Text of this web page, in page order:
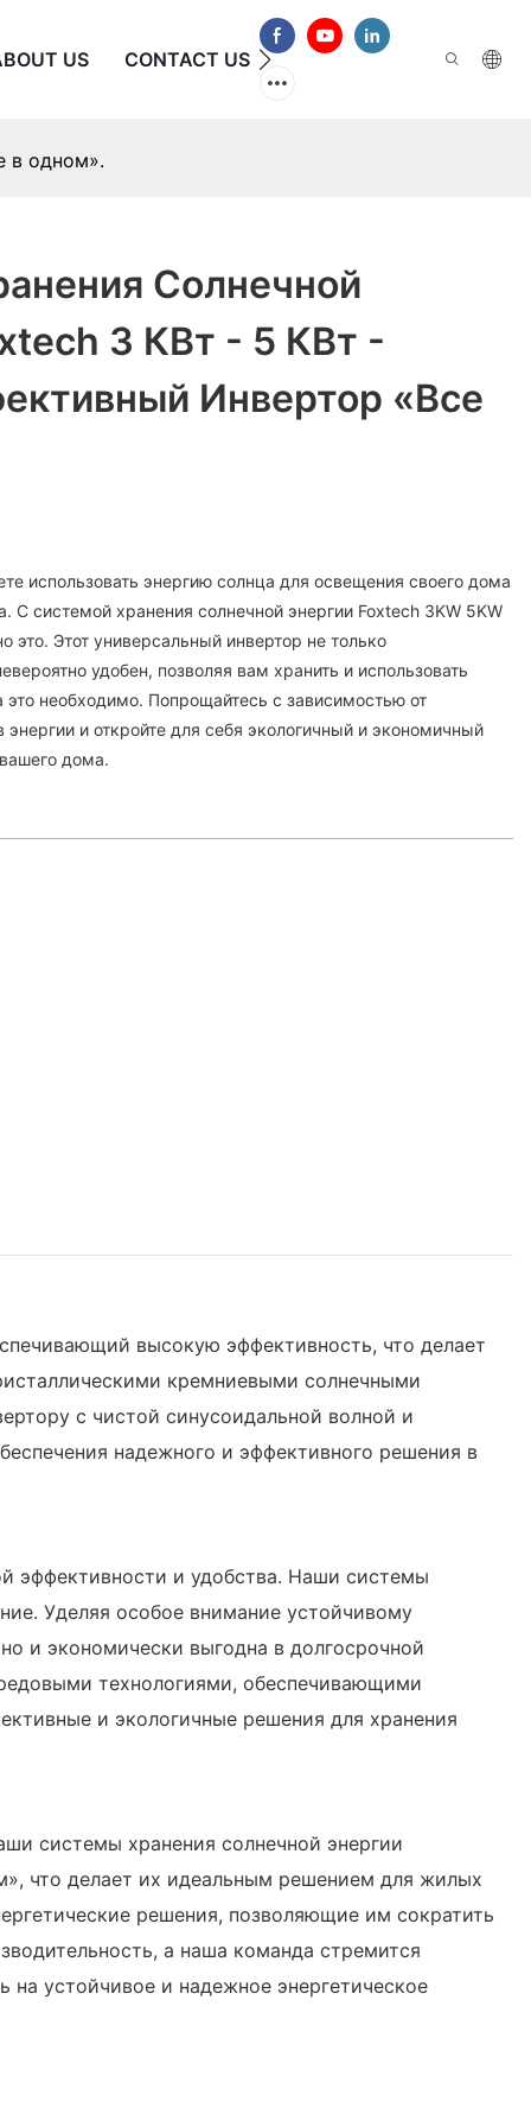
US CONTACT US ЧАСТО ЗАДАВАЕМЫЕ
в одном».
Солнечной
3 КВт - 5 КВт -
Инвертор «все
использовать энергию солнца для освещения своего дома
С системой хранения солнечной энергии Foxtech 3KW 5KW
это. Этот универсальный инвертор не только
удобен, позволяя вам хранить и использовать
это необходимо. Попрощайтесь с зависимостью от
и откройте для себя экологичный и экономичный
дома.
высокую эффективность, что делает
кремниевыми солнечными
с чистой синусоидальной волной и
надежного и эффективного решения в
эффективности и удобства. Наши системы
Уделяя особое внимание устойчивому
и экономически выгодна в долгосрочной
технологиями, обеспечивающими
и экологичные решения для хранения
системы хранения солнечной энергии
что делает их идеальным решением для жилых
решения, позволяющие им сократить
а наша команда стремится
устойчивое и надежное энергетическое